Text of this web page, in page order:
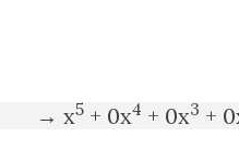
x5 + 0x4 + 0x3 +